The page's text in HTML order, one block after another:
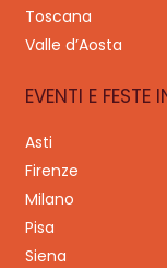
Toscana
Valle d’Aosta
EVENTI E FESTE
Asti
Firenze
Milano
Pisa
Siena